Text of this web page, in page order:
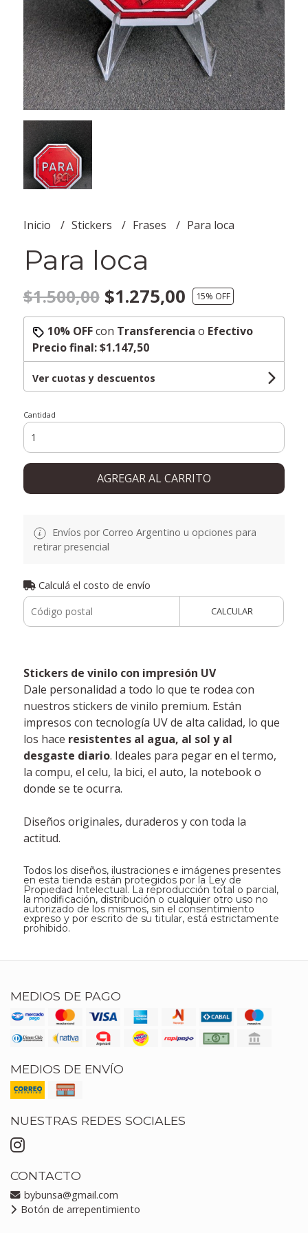
Inicio Stickers Frases Para loca
Para loca
$1.500,00$1.275,00 15% OFF
10% OFFcon Transferencia o Efectivo
Precio final:$1.147,50
Ver cuotas y descuentos
Cantidad
AGREGAR AL CARRITO
Envíos por Correo Argentino u opciones para
retirar presencial
Calculá el costo de envío
CALCULAR
Stickers de vinilo con impresión UV
Dale personalidad a todo lo que te rodea con
nuestros stickers de vinilo premium. Están
impresos con tecnología UV de alta calidad, lo que
los hace resistentes al agua, al sol y al
desgaste diario. Ideales para pegar en el termo,
la compu, el celu, la bici, el auto, la notebook o
donde se te ocurra.
Diseños originales, duraderos y con toda la
actitud.
Todos los diseños, ilustraciones e imágenes presentes
en esta tienda están protegidos por la Ley de
Propiedad Intelectual. La reproducción total o parcial,
la modificación, distribución o cualquier otro uso no
autorizado de los mismos, sin el consentimiento
expreso y por escrito de su titular, está estrictamente
prohibido.
MEDIOS DE PAGO
MEDIOS DE ENVÍO
NUESTRAS REDES SOCIALES
CONTACTO
bybunsa@gmail.com
Botón de arrepentimiento